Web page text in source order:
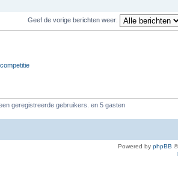
Geef de vorige berichten weer:
geregistreerde gebruikers. en 5 gasten
Powered by phpBB